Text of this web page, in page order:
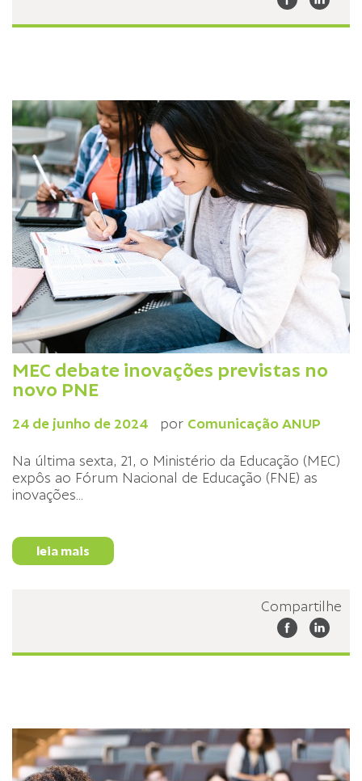
MEC debate inovações previstas no
novo PNE
24 de junho de 2024 por Comunicação ANUP
Na última sexta, 21, o Ministério da Educação (MEC)
expôs ao Fórum Nacional de Educação (FNE) as
inovações...
leia mais
Compartilhe